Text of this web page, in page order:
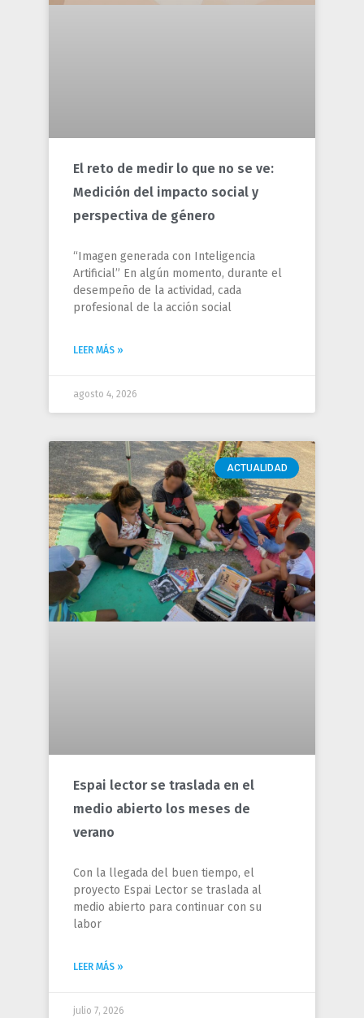
El reto de medir lo que no se ve:
Medición del impacto social y
perspectiva de género
“Imagen generada con Inteligencia
Artificial” En algún momento, durante el
desempeño de la actividad, cada
profesional de la acción social
LEER MÁS »
agosto 4, 2026
ACTUALIDAD
Espai lector se traslada en el
medio abierto los meses de
verano
Con la llegada del buen tiempo, el
proyecto Espai Lector se traslada al
medio abierto para continuar con su
labor
LEER MÁS »
julio 7, 2026